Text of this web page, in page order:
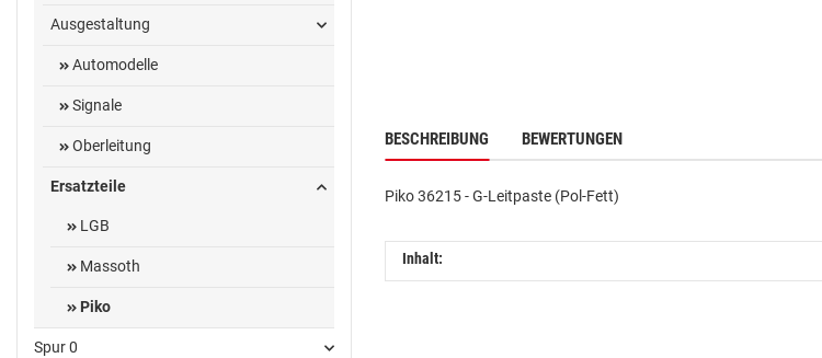
BESCHREIBUNG BEWERTUNGEN
Piko 36215 - G-Leitpaste (Pol-Fett)
Inhalt:
Ausgestaltung
Automodelle
Signale
Oberleitung
Ersatzteile
LGB
Massoth
Piko
Spur 0